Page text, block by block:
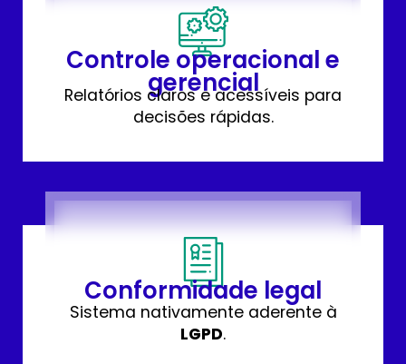
Controle operacional e
gerencial
Relatórios claros e acessíveis para
decisões rápidas.
Conformidade legal
Sistema nativamente aderente à
LGPD.